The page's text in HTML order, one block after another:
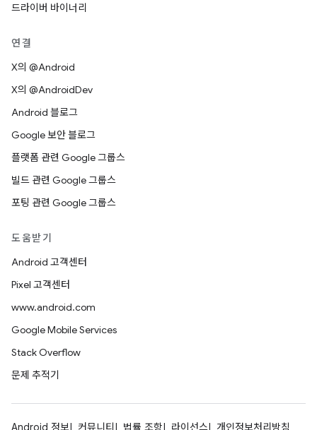
드라이버 바이너리
연결
X의 @Android
X의 @AndroidDev
Android 블로그
Google 보안 블로그
플랫폼 관련 Google 그룹스
빌드 관련 Google 그룹스
포팅 관련 Google 그룹스
도움받기
Android 고객센터
Pixel 고객센터
www.android.com
Google Mobile Services
Stack Overflow
문제 추적기
Android 정보 커뮤니티 법률 조항 라이선스 개인정보처리방침